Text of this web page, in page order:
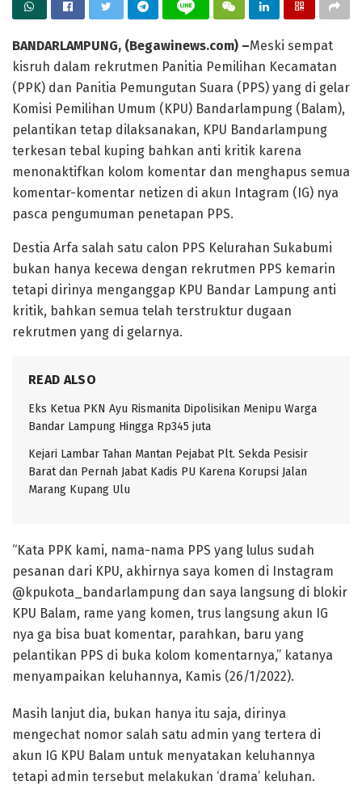
BANDARLAMPUNG, (Begawinews.com) –Meski sempat
kisruh dalam rekrutmen Panitia Pemilihan Kecamatan
(PPK) dan Panitia Pemungutan Suara (PPS) yang di gelar
Komisi Pemilihan Umum (KPU) Bandarlampung (Balam),
pelantikan tetap dilaksanakan, KPU Bandarlampung
terkesan tebal kuping bahkan anti kritik karena
menonaktifkan kolom komentar dan menghapus semua
komentar-komentar netizen di akun Intagram (IG) nya
pasca pengumuman penetapan PPS.
Destia Arfa salah satu calon PPS Kelurahan Sukabumi
bukan hanya kecewa dengan rekrutmen PPS kemarin
tetapi dirinya menganggap KPU Bandar Lampung anti
kritik, bahkan semua telah terstruktur dugaan
rekrutmen yang di gelarnya.
READ ALSO
Eks Ketua PKN Ayu Rismanita Dipolisikan Menipu Warga
Bandar Lampung Hingga Rp345 juta
Kejari Lambar Tahan Mantan Pejabat Plt. Sekda Pesisir
Barat dan Pernah Jabat Kadis PU Karena Korupsi Jalan
Marang Kupang Ulu
“Kata PPK kami, nama-nama PPS yang lulus sudah
pesanan dari KPU, akhirnya saya komen di Instagram
@kpukota_bandarlampung dan saya langsung di blokir
KPU Balam, rame yang komen, trus langsung akun IG
nya ga bisa buat komentar, parahkan, baru yang
pelantikan PPS di buka kolom komentarnya,” katanya
menyampaikan keluhannya, Kamis (26/1/2022).
Masih lanjut dia, bukan hanya itu saja, dirinya
mengechat nomor salah satu admin yang tertera di
akun IG KPU Balam untuk menyatakan keluhannya
tetapi admin tersebut melakukan ‘drama’ keluhan.